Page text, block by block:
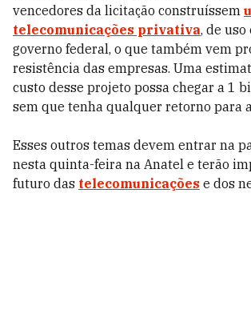
vencedores da licitação construíssem
telecomunicações privativa, de
governo federal, o que também vem
resistência das empresas. Uma
custo desse projeto possa chegar a 1
sem que tenha qualquer retorno para
Esses outros temas devem entrar na
nesta quinta-feira na Anatel e terão
futuro das telecomunicações e dos